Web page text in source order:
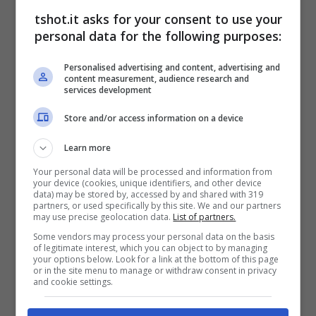
e poi è stata la volta dell’Aston Martin. Non
sta lottando per il titolo e non può essere più
quello di un tempo, e in molti si chiedono
quale possa essere davvero il suo futuro, a
questo punto.
da Alonso
Fernando Alonso si
avvicina al ritiro: “Arriverà
presto”
tshot.it asks for your consent to use your
personal data for the following purposes:
Personalised advertising and content, advertising and
content measurement, audience research and
services development
Store and/or access information on a device
Learn more
Your personal data will be processed and information from
your device (cookies, unique identifiers, and other device
data) may be stored by, accessed by and shared with 319
partners, or used specifically by this site. We and our partners
may use precise geolocation data. List of partners.
Some vendors may process your personal data on the basis
of legitimate interest, which you can object to by managing
your options below. Look for a link at the bottom of this page
or in the site menu to manage or withdraw consent in privacy
and cookie settings.